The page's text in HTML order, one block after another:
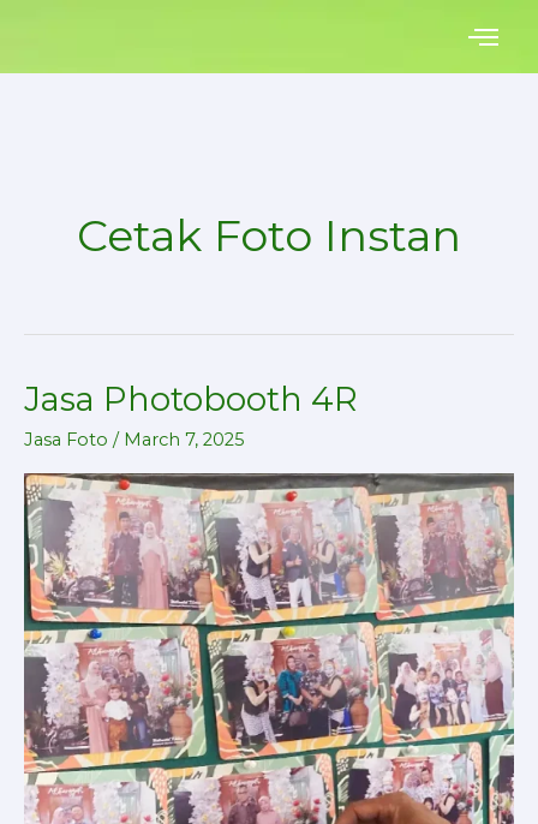
content
Cetak Foto Instan
Jasa Photobooth 4R
Jasa Foto / March 7, 2025
Jasa